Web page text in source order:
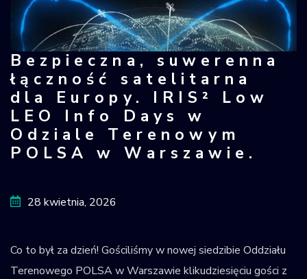
Polska w
kosmosie
Krajowy Rejestr
Obiektów
Kosmicznych
Bezpieczna, suwerenna łączność
Bezpieczna, suwerenna
łączność satelitarna
dla Europy. IRIS² Low
LEO Info Days w
Odziale Terenowym
POLSA w Warszawie.
28 kwietnia, 2026
Co to był za dzień! Gościliśmy w nowej siedzibie Oddziału
Terenowego POLSA w Warszawie klikudziesięciu gości z